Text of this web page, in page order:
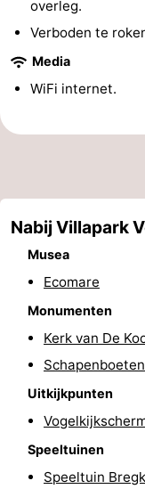
Parkeren
Reisboekenwinkel
Nieuws
-
Schiermonnikoog
Ameland
Vlieland
Noord-
Holland
Natuur
overleg.
Verboden te
Media
WiFi internet.
Nabij Villapark
Musea
Ecomare
Monumenten
Kerk van De
Schapenboeten
Uitkijkpunten
Speeltuinen
Speeltuin